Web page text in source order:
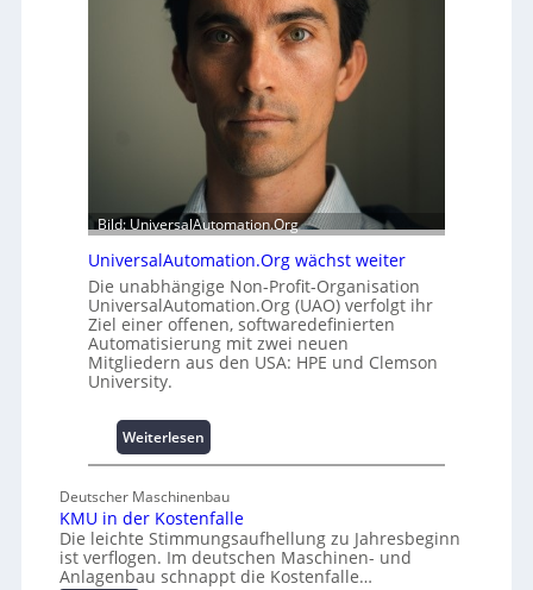
s
t
a
t
A
s
b
a
u
h
e
m
m
n
i
s
s
c
h
a
f
f
d
u
l
e
i
2
0
u
n
d
4
0
A
Bild: UniversalAutomation.Org
UniversalAutomation.Org wächst weiter
Die unabhängige Non-Profit-Organisation
UniversalAutomation.Org (UAO) verfolgt ihr
Ziel einer offenen, softwaredefinierten
Automatisierung mit zwei neuen
Mitgliedern aus den USA: HPE und Clemson
University.
Weiterlesen
U
i
v
e
r
Deutscher Maschinenbau
KMU in der Kostenfalle
Die leichte Stimmungsaufhellung zu Jahresbeginn
ist verflogen. Im deutschen Maschinen- und
Anlagenbau schnappt die Kostenfalle…